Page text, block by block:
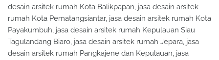
desain arsitek rumah Kota Balikpapan, jasa desain arsitek
rumah Kota Pematangsiantar, jasa desain arsitek rumah Kota
Payakumbuh, jasa desain arsitek rumah Kepulauan Siau
Tagulandang Biaro, jasa desain arsitek rumah Jepara, jasa
desain arsitek rumah Pangkajene dan Kepulauan, jasa